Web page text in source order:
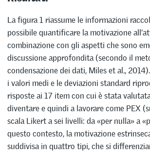
La figura 1 riassume le informazioni
possibile quantificare la motivazione
combinazione con gli aspetti che sono
discussione approfondita (secondo il
condensazione dei dati, Miles et al.,
i valori medi e le deviazioni standard
risposte ai 17 item con cui è stata
diventare e quindi a lavorare come PEX
scala Likert a sei livelli: da «per nulla» a
questo contesto, la motivazione
suddivisa in quattro tipi, che si